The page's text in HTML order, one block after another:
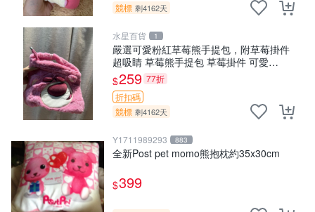
競標 剩4162天
水星百貨 1
嚴選可愛粉紅草莓熊手提包，附草莓掛件
超吸睛 草莓熊手提包 草莓掛件 可愛
portunese
$259 77折
折扣碼
競標 剩4162天
Y1711989293 883
全新Post pet momo熊抱枕約35x30cm
$399